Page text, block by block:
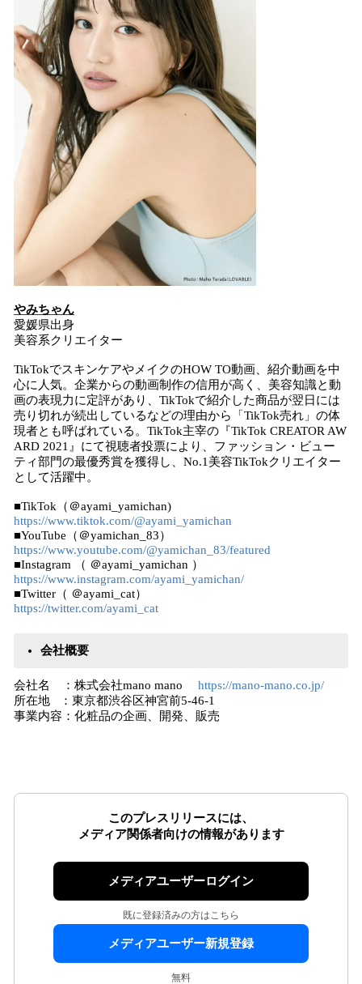
やみちゃん
愛媛県出身
美容系クリエイター
TikTokでスキンケアやメイクのHOW TO動画、紹介動画を中
心に人気。企業からの動画制作の信用が高く、美容知識と動
画の表現力に定評があり、TikTokで紹介した商品が翌日には
売り切れが続出しているなどの理由から「TikTok売れ」の体
現者とも呼ばれている。TikTok主宰の『TikTok CREATOR AW
ARD 2021』にて視聴者投票により、ファッション・ビュー
ティ部門の最優秀賞を獲得し、No.1美容TikTokクリエイター
として活躍中。
■TikTok（＠ayami_yamichan)
https://www.tiktok.com/@ayami_yamichan
■YouTube（＠yamichan_83）
https://www.youtube.com/@yamichan_83/featured
■Instagram （ ＠ayami_yamichan ）
https://www.instagram.com/ayami_yamichan/
■Twitter（ ＠ayami_cat）
https://twitter.com/ayami_cat
会社概要
会社名 ：株式会社mano mano https://mano-mano.co.jp/
所在地 ：東京都渋谷区神宮前5-46-1
事業内容：化粧品の企画、開発、販売
このプレスリリースには、
メディア関係者向けの情報があります
メディアユーザーログイン
既に登録済みの方はこちら
メディアユーザー新規登録
無料